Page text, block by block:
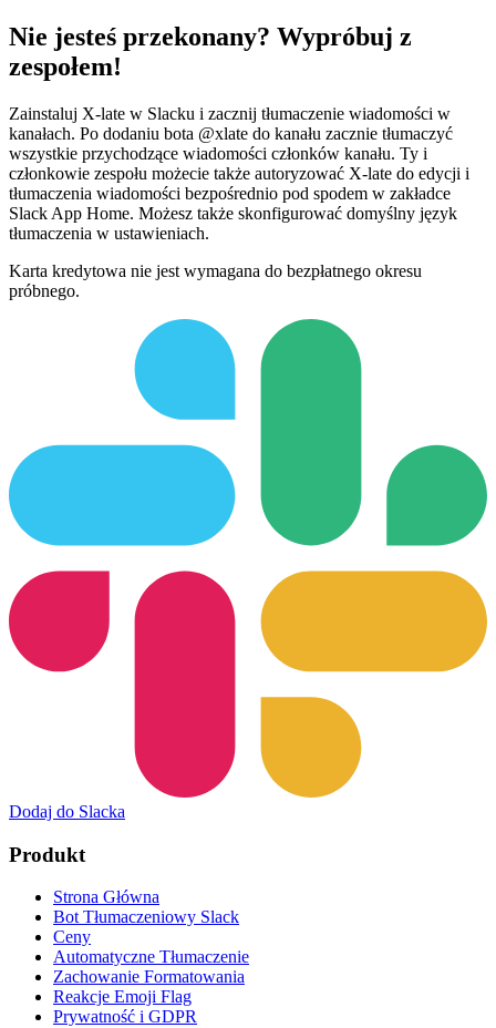
Nie jesteś przekonany? Wypróbuj z
zespołem!
Zainstaluj X-late w Slacku i zacznij tłumaczenie wiadomości w
kanałach. Po dodaniu bota @xlate do kanału zacznie tłumaczyć
wszystkie przychodzące wiadomości członków kanału. Ty i
członkowie zespołu możecie także autoryzować X-late do edycji i
tłumaczenia wiadomości bezpośrednio pod spodem w zakładce
Slack App Home. Możesz także skonfigurować domyślny język
tłumaczenia w ustawieniach.
Karta kredytowa nie jest wymagana do bezpłatnego okresu
próbnego.
Dodaj do Slacka
Produkt
Strona Główna
Bot Tłumaczeniowy Slack
Ceny
Automatyczne Tłumaczenie
Zachowanie Formatowania
Reakcje Emoji Flag
Prywatność i GDPR